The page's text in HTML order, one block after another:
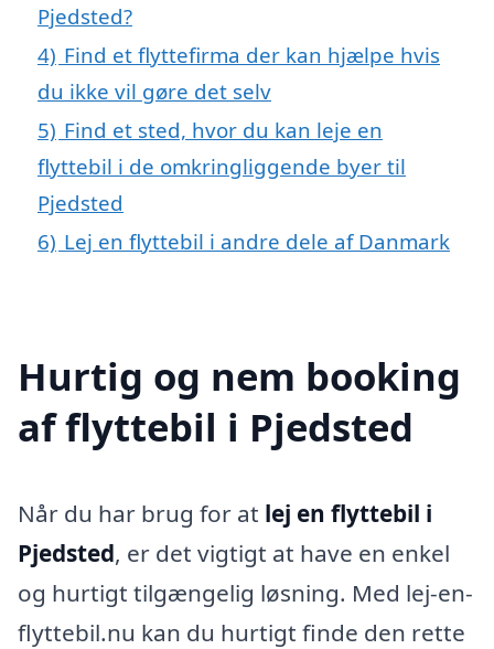
Pjedsted?
4) Find et flyttefirma der kan hjælpe hvis
du ikke vil gøre det selv
5) Find et sted, hvor du kan leje en
flyttebil i de omkringliggende byer til
Pjedsted
6) Lej en flyttebil i andre dele af Danmark
Hurtig og nem booking
af flyttebil i Pjedsted
Når du har brug for at lej en flyttebil i
Pjedsted, er det vigtigt at have en enkel
og hurtigt tilgængelig løsning. Med lej-en-
flyttebil.nu kan du hurtigt finde den rette